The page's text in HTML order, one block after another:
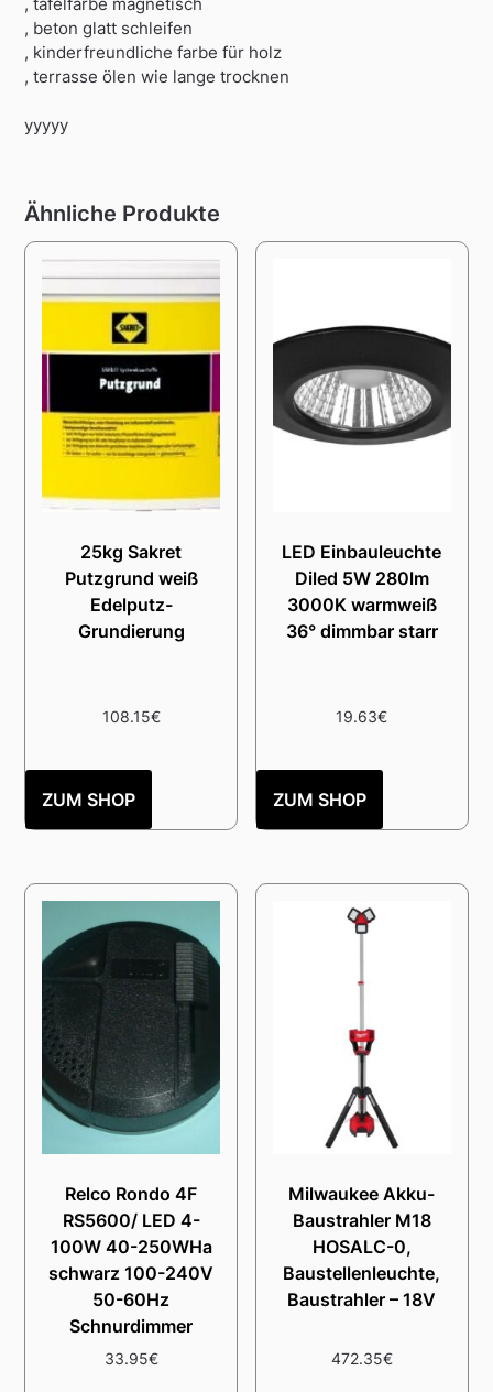
, beton glatt schleifen
, kinderfreundliche farbe für holz
, terrasse ölen wie lange trocknen
yyyyy
Ähnliche Produkte
25kg Sakret
Putzgrund weiß
Edelputz-
Grundierung
108.15€
ZUM SHOP
LED Einbauleuchte
Diled 5W 280lm
3000K warmweiß
36° dimmbar starr
19.63€
ZUM SHOP
Relco Rondo 4F
RS5600/ LED 4-
100W 40-250WHa
schwarz 100-240V
50-60Hz
Schnurdimmer
33.95€
Milwaukee Akku-
Baustrahler M18
HOSALC-0,
Baustellenleuchte,
Baustrahler – 18V
472.35€